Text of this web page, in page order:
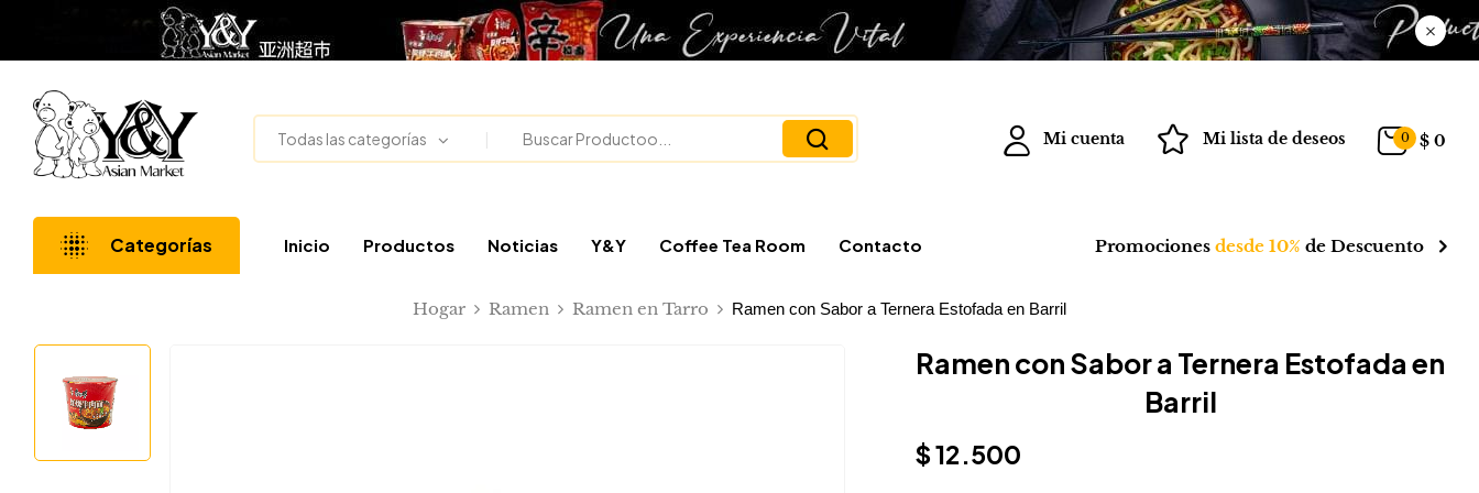
Todas las categorías Mi cuenta Mi lista de deseos 0 $ 0
Categorías Inicio Productos Noticias Y&Y Coffee Tea Room Contacto Promociones desde 10% de Descuento
Hogar Ramen Ramen en Tarro Ramen con Sabor a Ternera Estofada en Barril
Ramen con Sabor a Ternera Estofada en
Barril
$12.500